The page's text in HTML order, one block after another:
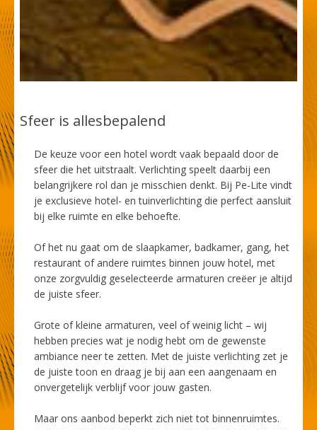
Sfeer is allesbepalend
De keuze voor een hotel wordt vaak bepaald door de
sfeer die het uitstraalt. Verlichting speelt daarbij een
belangrijkere rol dan je misschien denkt. Bij Pe-Lite vindt
je exclusieve hotel- en tuinverlichting die perfect aansluit
bij elke ruimte en elke behoefte.
Of het nu gaat om de slaapkamer, badkamer, gang, het
restaurant of andere ruimtes binnen jouw hotel, met
onze zorgvuldig geselecteerde armaturen creëer je altijd
de juiste sfeer.
Grote of kleine armaturen, veel of weinig licht – wij
hebben precies wat je nodig hebt om de gewenste
ambiance neer te zetten. Met de juiste verlichting zet je
de juiste toon en draag je bij aan een aangenaam en
onvergetelijk verblijf voor jouw gasten.
Maar ons aanbod beperkt zich niet tot binnenruimtes.